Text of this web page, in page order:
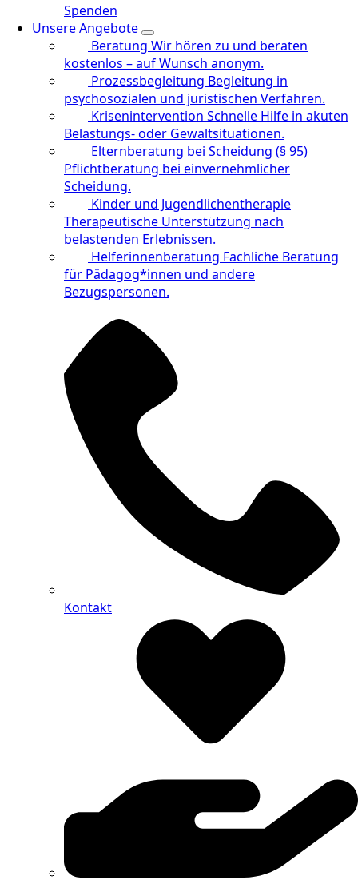
Spenden
Unsere Angebote
Beratung Wir hören zu und beraten
kostenlos – auf Wunsch anonym.
Prozessbegleitung Begleitung in
psychosozialen und juristischen Verfahren.
Krisenintervention Schnelle Hilfe in akuten
Belastungs- oder Gewaltsituationen.
Elternberatung bei Scheidung (§ 95)
Pflichtberatung bei einvernehmlicher
Scheidung.
Kinder und Jugendlichentherapie
Therapeutische Unterstützung nach
belastenden Erlebnissen.
Helferinnenberatung Fachliche Beratung
für Pädagog*innen und andere
Bezugspersonen.
Kontakt